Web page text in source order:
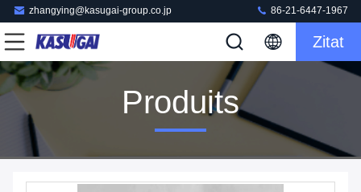
zhangying@kasugai-group.co.jp 86-21-6447-1967
Zitat
Produits